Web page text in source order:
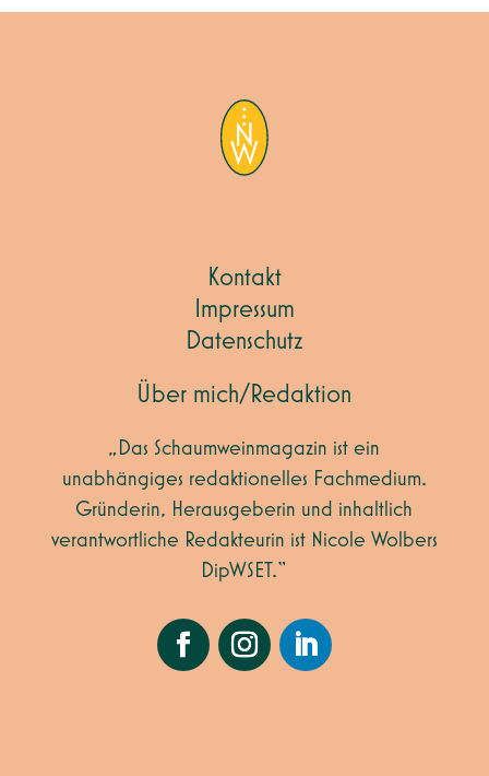
Kontakt
Impressum
Datenschutz
Über mich/Redaktion
„Das Schaumweinmagazin ist ein
unabhängiges redaktionelles Fachmedium.
Gründerin, Herausgeberin und inhaltlich
verantwortliche Redakteurin ist Nicole Wolbers
DipWSET.“